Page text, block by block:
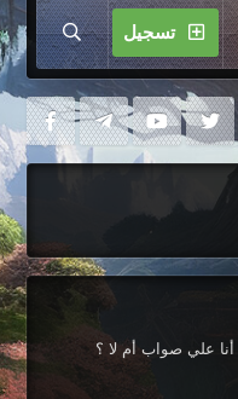
تسجيل
علي صواب أم لا ؟